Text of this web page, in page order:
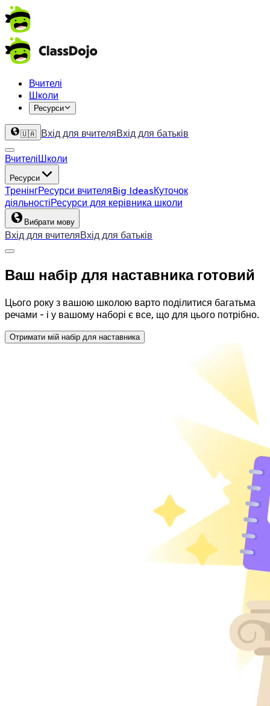
Вчителі
Школи
Ресурси
🇺🇦 Вхід для вчителяВхід для батьків
ВчителіШколи
Ресурси
ТренінгРесурси вчителяBig IdeasКуточок
діяльностіРесурси для керівника школи
Вибрати мову
Вхід для вчителяВхід для батьків
Ваш набір для наставника готовий
Цього року з вашою школою варто поділитися багатьма
речами - і у вашому наборі є все, що для цього потрібно.
Отримати мій набір для наставника